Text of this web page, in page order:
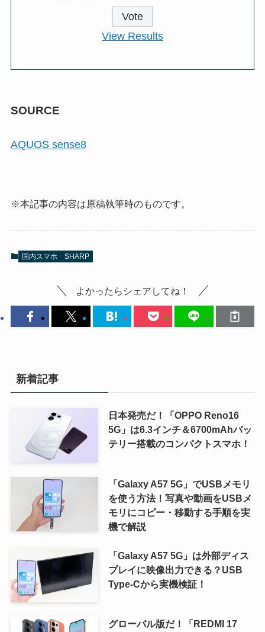
View Results
SOURCE
AQUOS sense8
※本記事の内容は原稿執筆時のものです。
国内スマホ SHARP
よかったらシェアしてね！
新着記事
日本発売だ！「OPPO Reno16
5G」は6.3インチ＆6700mAhバッ
テリー搭載のコンパクトスマホ！
「Galaxy A57 5G」でUSBメモリ
を使う方法！写真や動画をUSBメ
モリにコピー・移動する手順を実
機で解説
「Galaxy A57 5G」は外部ディス
プレイに映像出力できる？USB
Type-Cから実機検証！
グローバル版だ！「REDMI 17